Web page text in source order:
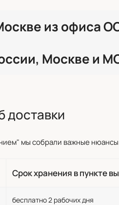
из офиса
Москве и
доставки
мы собрали важные
Срок хранения в пункте
бесплатно 2 рабочих дня